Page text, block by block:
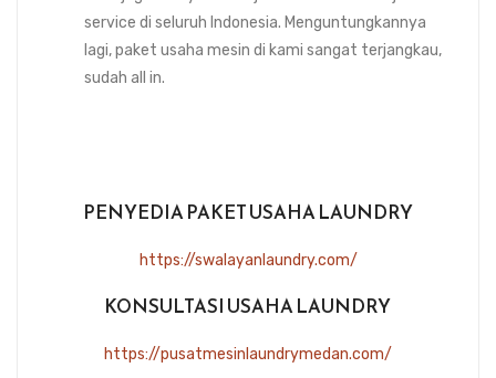
service di seluruh Indonesia. Menguntungkannya
lagi, paket usaha mesin di kami sangat terjangkau,
sudah all in.
PENYEDIA PAKET USAHA LAUNDRY
https://swalayanlaundry.com/
KONSULTASI USAHA LAUNDRY
https://pusatmesinlaundrymedan.com/